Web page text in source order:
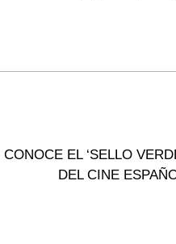
CONOCE EL ‘SELLO
DEL CINE